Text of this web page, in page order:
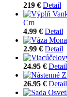
219 € Detail
Cm
4.99 € Detail
2.99 € Detail
24.95 € Detail
26.95 € Detail